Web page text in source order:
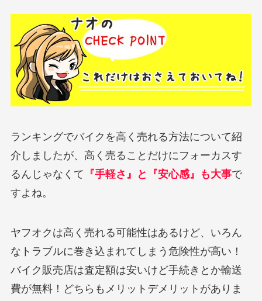
ランキングでバイクを高く売れる方法について紹
介しましたが、高く売ることだけにフォーカスす
るんじゃなくて 『手軽さ』と『安心感』も大事で
すよね。
ヤフオクは高く売れる可能性はあるけど、いろん
なトラブルに巻き込まれてしまう危険性が高い！
バイク販売店は査定額は安いけど手続きとか輸送
費が無料！どちらもメリットデメリットがありま